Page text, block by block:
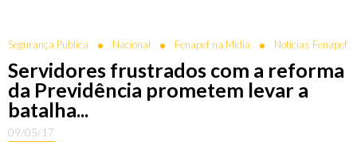
Segurança Pública Nacional Fenapef na Mídia Notícias Fenapef
Servidores frustrados com a reforma
da Previdência prometem levar a
batalha...
09/05/17